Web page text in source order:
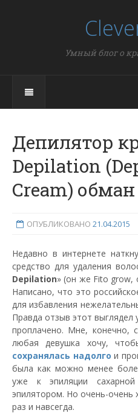
Умный блог о
Депилятор
Depilation
Cream)
ОПУБЛИКОВАНО 21.04.2015
Недавно в интернете
средство для удаления
Depilation» (он же Fito grow,
Написано, что это
для избавления
Правда отзыв этот
проплачено. Мне, конечно,
любая девушка хочу,
сохранялась надолго и
была как можно менее
уже к эпиляции
эпилятором. Но очень-очень
раз и навсегда.